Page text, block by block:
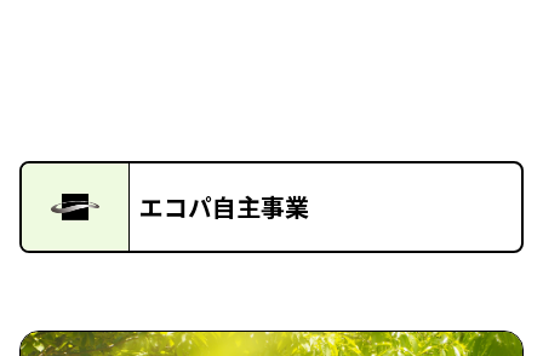
エコパ自主事業